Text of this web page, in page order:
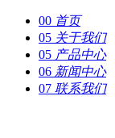
00 首页
05 关于我们
05 产品中心
06 新闻中心
07 联系我们